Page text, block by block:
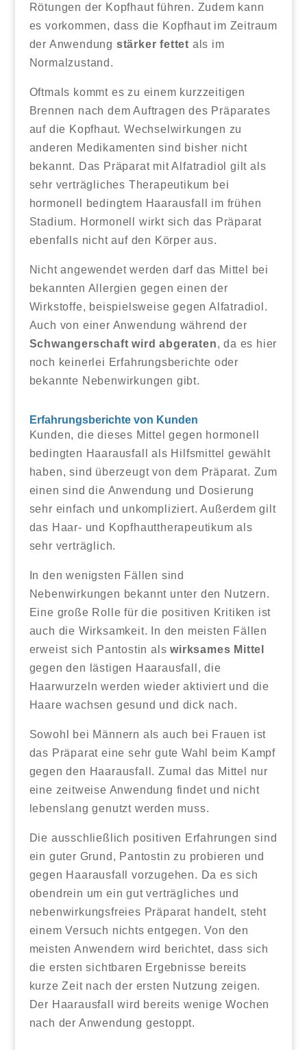
Rötungen der Kopfhaut führen. Zudem kann
es vorkommen, dass die Kopfhaut im Zeitraum
der Anwendung stärker fettet als im
Normalzustand.
Oftmals kommt es zu einem kurzzeitigen
Brennen nach dem Auftragen des Präparates
auf die Kopfhaut. Wechselwirkungen zu
anderen Medikamenten sind bisher nicht
bekannt. Das Präparat mit Alfatradiol gilt als
sehr verträgliches Therapeutikum bei
hormonell bedingtem Haarausfall im frühen
Stadium. Hormonell wirkt sich das Präparat
ebenfalls nicht auf den Körper aus.
Nicht angewendet werden darf das Mittel bei
bekannten Allergien gegen einen der
Wirkstoffe, beispielsweise gegen Alfatradiol.
Auch von einer Anwendung während der
Schwangerschaft wird abgeraten, da es hier
noch keinerlei Erfahrungsberichte oder
bekannte Nebenwirkungen gibt.
Erfahrungsberichte von Kunden
Kunden, die dieses Mittel gegen hormonell
bedingten Haarausfall als Hilfsmittel gewählt
haben, sind überzeugt von dem Präparat. Zum
einen sind die Anwendung und Dosierung
sehr einfach und unkompliziert. Außerdem gilt
das Haar- und Kopfhauttherapeutikum als
sehr verträglich.
In den wenigsten Fällen sind
Nebenwirkungen bekannt unter den Nutzern.
Eine große Rolle für die positiven Kritiken ist
auch die Wirksamkeit. In den meisten Fällen
erweist sich Pantostin alswirksames Mittel
gegen den lästigen Haarausfall, die
Haarwurzeln werden wieder aktiviert und die
Haare wachsen gesund und dick nach.
Sowohl bei Männern als auch bei Frauen ist
das Präparat eine sehr gute Wahl beim Kampf
gegen den Haarausfall. Zumal das Mittel nur
eine zeitweise Anwendung findet und nicht
lebenslang genutzt werden muss.
Die ausschließlich positiven Erfahrungen sind
ein guter Grund, Pantostin zu probieren und
gegen Haarausfall vorzugehen. Da es sich
obendrein um ein gut verträgliches und
nebenwirkungsfreies Präparat handelt, steht
einem Versuch nichts entgegen. Von den
meisten Anwendern wird berichtet, dass sich
die ersten sichtbaren Ergebnisse bereits
kurze Zeit nach der ersten Nutzung zeigen.
Der Haarausfall wird bereits wenige Wochen
nach der Anwendung gestoppt.